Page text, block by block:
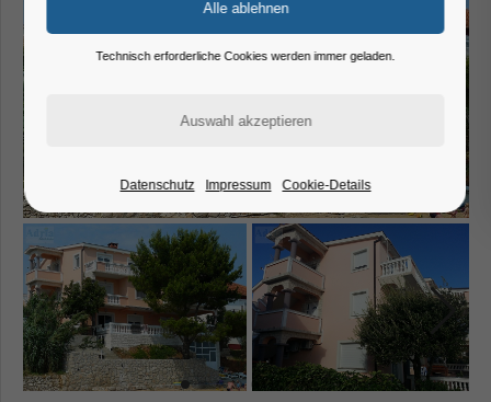
Technisch erforderliche Cookies werden immer geladen.
Datenschutz Impressum Cookie-Details